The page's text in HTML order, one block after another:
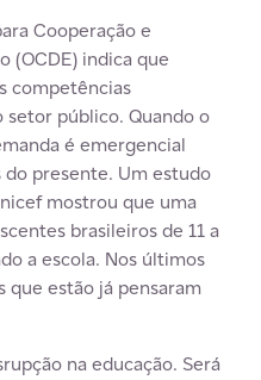
Cooperação e
(OCDE) indica que
competências
público. Quando o
é emergencial
presente. Um estudo
mostrou que uma
brasileiros de 11 a
a escola. Nos últimos
que estão já pensaram
na educação. Será